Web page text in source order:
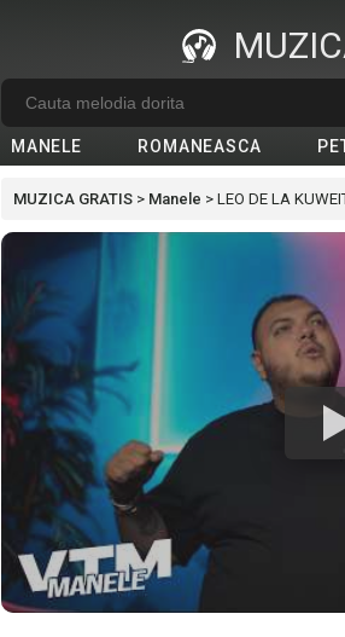
MANELE ROMANEASCA
MUZICA GRATIS > Manele > LEO DE LA